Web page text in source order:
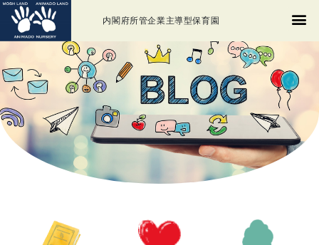
内閣府所管企業主導型保育園